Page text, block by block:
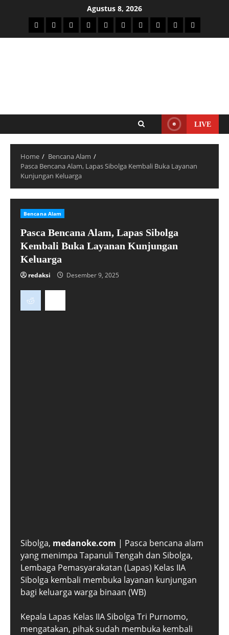
Agustus 8, 2026
LIVE
Home
Bencana Alam
Pasca Bencana Alam, Lapas Sibolga Kembali Buka Layanan
Kunjungan Keluarga
Bencana Alam
Pasca Bencana Alam, Lapas Sibolga
Kembali Buka Layanan Kunjungan
Keluarga
redaksi Desember 9, 2025
Sibolga, medanoke.com | Pasca bencana alam
yang menimpa Tapanuli Tengah dan Sibolga,
Lembaga Pemasyarakatan (Lapas) Kelas IIA
Sibolga kembali membuka layanan kunjungan
bagi keluarga warga binaan (WB)
Kepala Lapas Kelas IIA Sibolga Tri Purnomo,
mengatakan, pihak sudah membuka kembali